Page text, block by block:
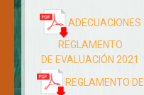
ADECUACIONES
REGLAMENTO
DE EVALUACIÓN 2021
REGLAMENTO DE